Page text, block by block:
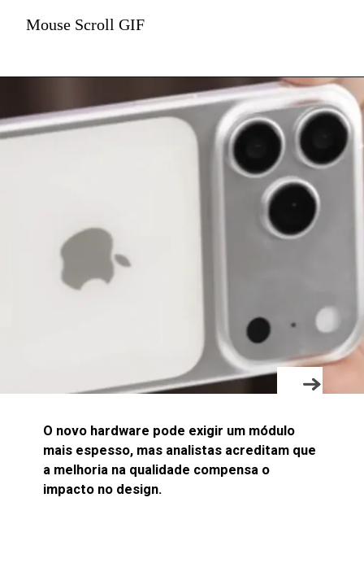
Mouse Scroll GIF
O novo hardware pode exigir um módulo
mais espesso, mas analistas acreditam que
a melhoria na qualidade compensa o
impacto no design.